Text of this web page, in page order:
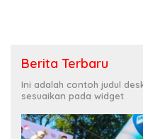
Berita Terbaru
Ini adalah contoh judul
sesuaikan pada widget